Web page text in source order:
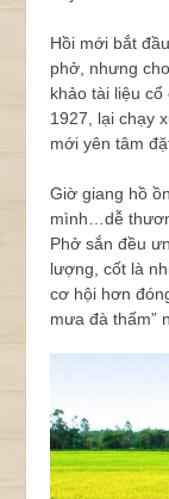
Hồi mới bắt
phở, nhưng
khảo tài liệu
1927, lại chạy
mới yên tâm
Giờ giang hồ
mình…dễ
Phở sắn đều
lượng, cốt là
cơ hội hơn
mưa đà thấm”